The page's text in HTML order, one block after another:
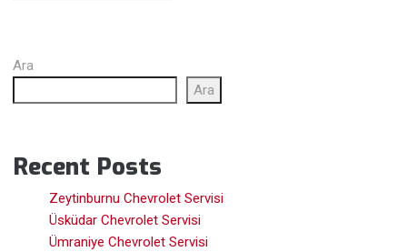
Ara
Ara
Recent Posts
Zeytinburnu Chevrolet Servisi
Üsküdar Chevrolet Servisi
Ümraniye Chevrolet Servisi